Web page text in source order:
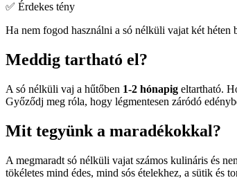
✅ Érdekes tény
Ha nem fogod használni a só nélküli vajat két héten
Meddig tartható el?
A só nélküli vaj a hűtőben 1-2 hónapig eltartható.
Győződj meg róla, hogy légmentesen záródó
Mit tegyünk a maradékokkal?
A megmaradt só nélküli vajat számos kulináris és
tökéletes mind édes, mind sós ételekhez, a sütik és